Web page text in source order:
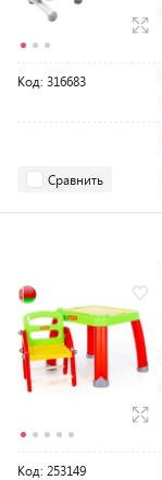
Код: 316683
Сравнить
Код: 253149